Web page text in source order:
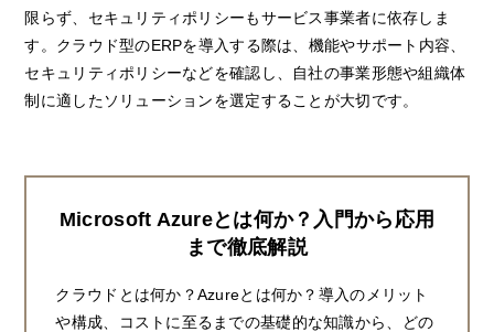
限らず、セキュリティポリシーもサービス事業者に依存しま
す。クラウド型のERPを導入する際は、機能やサポート内容、
セキュリティポリシーなどを確認し、自社の事業形態や組織体
制に適したソリューションを選定することが大切です。
Microsoft Azureとは何か？入門から応用
まで徹底解説
クラウドとは何か？Azureとは何か？導入のメリット
や構成、コストに至るまでの基礎的な知識から、どの